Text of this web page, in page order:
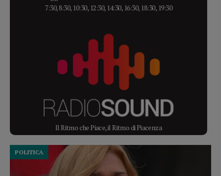
7:30, 8:30, 10:30, 12:30, 14:30, 16:30, 18:30, 19:30
Il Ritmo che Piace, il Ritmo di Piacenza
POLITICA